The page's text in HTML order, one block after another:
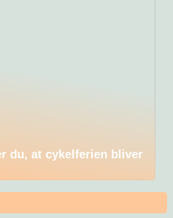
du, at cykelferien bliver